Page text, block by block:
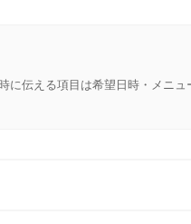
伝える項目は希望日時・メニ